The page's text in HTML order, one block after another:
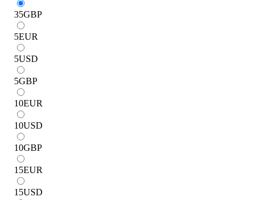
35GBP
5EUR
5USD
5GBP
10EUR
10USD
10GBP
15EUR
15USD